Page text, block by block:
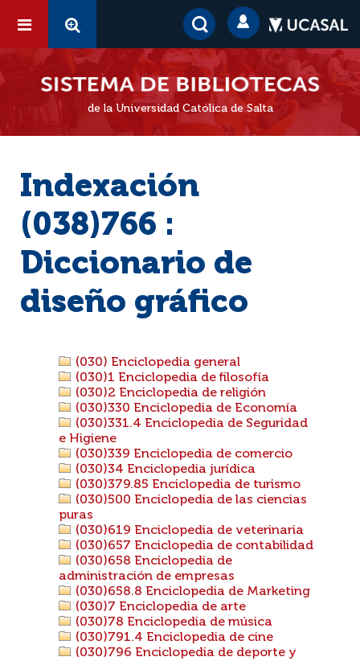
de la Universidad Católica de Salta
Indexación
(038)766 :
Diccionario de
diseño gráfico
(030) Enciclopedia general
(030)1 Enciclopedia de filosofía
(030)2 Enciclopedia de religión
(030)330 Enciclopedia de Economía
(030)331.4 Enciclopedia de Seguridad
e Higiene
(030)339 Enciclopedia de comercio
(030)34 Enciclopedia jurídica
(030)379.85 Enciclopedia de turismo
(030)500 Enciclopedia de las ciencias
puras
(030)619 Enciclopedia de veterinaria
(030)657 Enciclopedia de contabilidad
(030)658 Enciclopedia de
administración de empresas
(030)658.8 Enciclopedia de Marketing
(030)7 Enciclopedia de arte
(030)78 Enciclopedia de música
(030)791.4 Enciclopedia de cine
(030)796 Enciclopedia de deporte y